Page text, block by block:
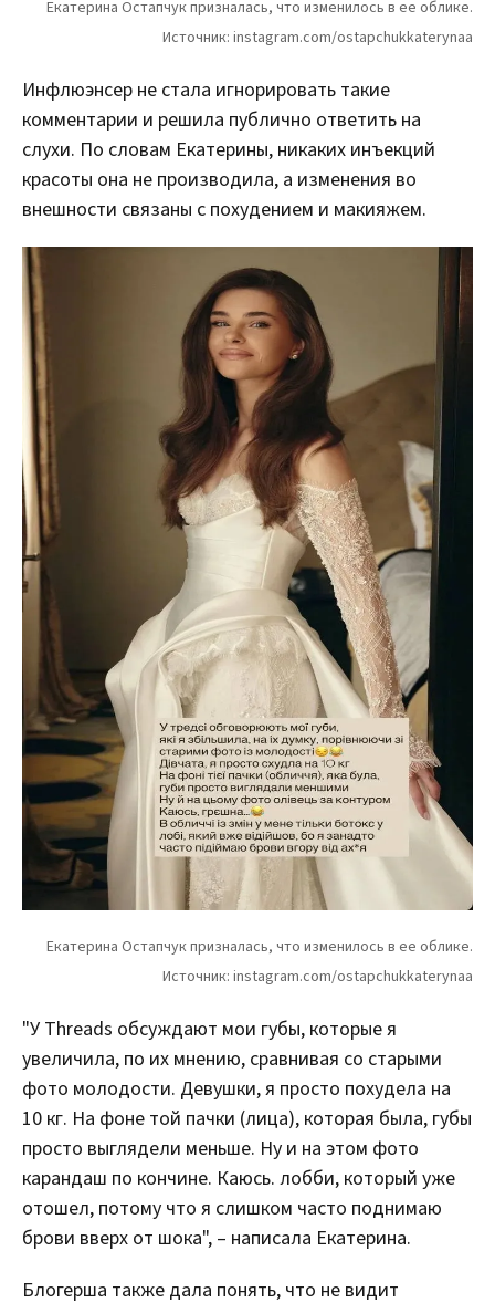
Инфлюэнсер не стала игнорировать такие
комментарии и решила публично ответить на
слухи. По словам Екатерины, никаких инъекций
красоты она не производила, а изменения во
внешности связаны с похудением и макияжем.
"У Threads обсуждают мои губы, которые я
увеличила, по их мнению, сравнивая со старыми
фото молодости. Девушки, я просто похудела на
10 кг. На фоне той пачки (лица), которая была, губы
просто выглядели меньше. Ну и на этом фото
карандаш по кончине. Каюсь. лобби, который уже
отошел, потому что я слишком часто поднимаю
брови вверх от шока", – написала Екатерина.
Блогерша также дала понять, что не видит